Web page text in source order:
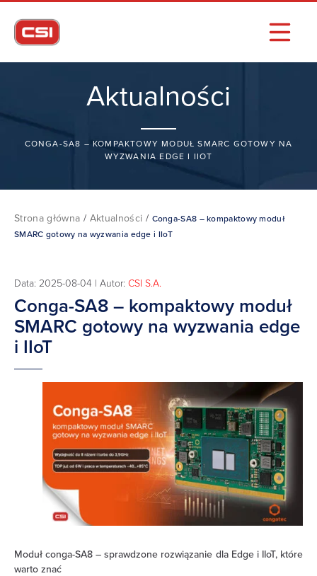
Aktualności
CONGA-SA8 – KOMPAKTOWY MODUŁ SMARC GOTOWY NA
WYZWANIA EDGE I IIOT
Strona główna / Aktualności / Conga-SA8 – kompaktowy moduł
SMARC gotowy na wyzwania edge i IIoT
Data: 2025-08-04 | Autor: CSI S.A.
Conga-SA8 – kompaktowy moduł
SMARC gotowy na wyzwania edge
i IIoT
Moduł conga-SA8 – sprawdzone rozwiązanie dla Edge i IIoT, które
warto znać